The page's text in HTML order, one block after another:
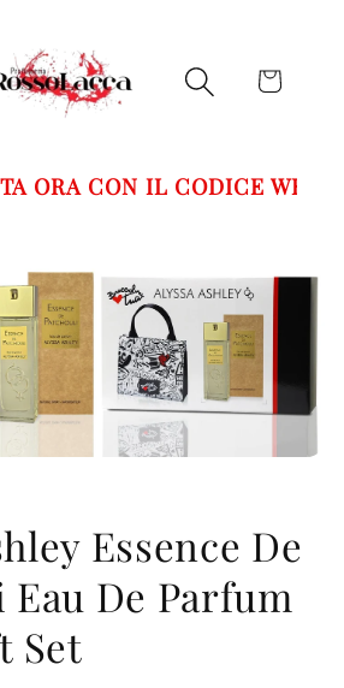
Carrello
ORA CON IL CODICE
Essence De
De Parfum
Set